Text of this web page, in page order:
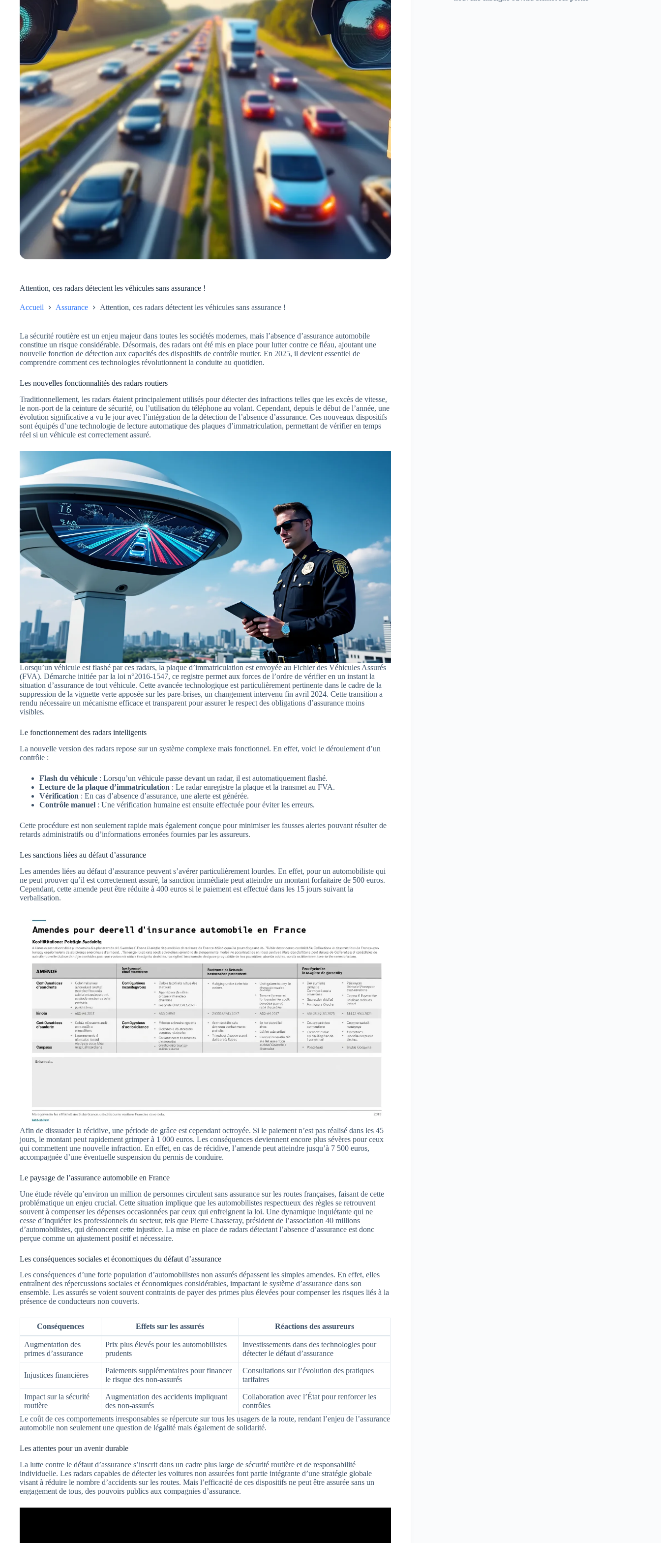
Attention, ces radars détectent les véhicules sans assurance !
Accueil Assurance Attention, ces radars détectent les véhicules sans assurance !
La sécurité routière est un enjeu majeur dans toutes les sociétés modernes, mais l’absence d’assurance automobile
constitue un risque considérable. Désormais, des radars ont été mis en place pour lutter contre ce fléau, ajoutant une
nouvelle fonction de détection aux capacités des dispositifs de contrôle routier. En 2025, il devient essentiel de
comprendre comment ces technologies révolutionnent la conduite au quotidien.
Les nouvelles fonctionnalités des radars routiers
Traditionnellement, les radars étaient principalement utilisés pour détecter des infractions telles que les excès de vitesse,
le non-port de la ceinture de sécurité, ou l’utilisation du téléphone au volant. Cependant, depuis le début de l’année, une
évolution significative a vu le jour avec l’intégration de la détection de l’absence d’assurance. Ces nouveaux dispositifs
sont équipés d’une technologie de lecture automatique des plaques d’immatriculation, permettant de vérifier en temps
réel si un véhicule est correctement assuré.
Lorsqu’un véhicule est flashé par ces radars, la plaque d’immatriculation est envoyée au Fichier des Véhicules Assurés
(FVA). Démarche initiée par la loi n°2016-1547, ce registre permet aux forces de l’ordre de vérifier en un instant la
situation d’assurance de tout véhicule. Cette avancée technologique est particulièrement pertinente dans le cadre de la
suppression de la vignette verte apposée sur les pare-brises, un changement intervenu fin avril 2024. Cette transition a
rendu nécessaire un mécanisme efficace et transparent pour assurer le respect des obligations d’assurance moins
visibles.
Le fonctionnement des radars intelligents
La nouvelle version des radars repose sur un système complexe mais fonctionnel. En effet, voici le déroulement d’un
contrôle :
Flash du véhicule : Lorsqu’un véhicule passe devant un radar, il est automatiquement flashé.
Lecture de la plaque d’immatriculation : Le radar enregistre la plaque et la transmet au FVA.
Vérification : En cas d’absence d’assurance, une alerte est générée.
Contrôle manuel : Une vérification humaine est ensuite effectuée pour éviter les erreurs.
Cette procédure est non seulement rapide mais également conçue pour minimiser les fausses alertes pouvant résulter de
retards administratifs ou d’informations erronées fournies par les assureurs.
Les sanctions liées au défaut d’assurance
Les amendes liées au défaut d’assurance peuvent s’avérer particulièrement lourdes. En effet, pour un automobiliste qui
ne peut prouver qu’il est correctement assuré, la sanction immédiate peut atteindre un montant forfaitaire de 500 euros.
Cependant, cette amende peut être réduite à 400 euros si le paiement est effectué dans les 15 jours suivant la
verbalisation.
Afin de dissuader la récidive, une période de grâce est cependant octroyée. Si le paiement n’est pas réalisé dans les 45
jours, le montant peut rapidement grimper à 1 000 euros. Les conséquences deviennent encore plus sévères pour ceux
qui commettent une nouvelle infraction. En effet, en cas de récidive, l’amende peut atteindre jusqu’à 7 500 euros,
accompagnée d’une éventuelle suspension du permis de conduire.
Le paysage de l’assurance automobile en France
Une étude révèle qu’environ un million de personnes circulent sans assurance sur les routes françaises, faisant de cette
problématique un enjeu crucial. Cette situation implique que les automobilistes respectueux des règles se retrouvent
souvent à compenser les dépenses occasionnées par ceux qui enfreignent la loi. Une dynamique inquiétante qui ne
cesse d’inquiéter les professionnels du secteur, tels que Pierre Chasseray, président de l’association 40 millions
d’automobilistes, qui dénoncent cette injustice. La mise en place de radars détectant l’absence d’assurance est donc
perçue comme un ajustement positif et nécessaire.
Les conséquences sociales et économiques du défaut d’assurance
Les conséquences d’une forte population d’automobilistes non assurés dépassent les simples amendes. En effet, elles
entraînent des répercussions sociales et économiques considérables, impactant le système d’assurance dans son
ensemble. Les assurés se voient souvent contraints de payer des primes plus élevées pour compenser les risques liés à la
présence de conducteurs non couverts.
Conséquences Effets sur les assurés Réactions des assureurs
Augmentation des
primes d’assurance
Prix plus élevés pour les automobilistes
prudents
Investissements dans des technologies pour
détecter le défaut d’assurance
Injustices financières
Paiements supplémentaires pour financer
le risque des non-assurés
Consultations sur l’évolution des pratiques
tarifaires
Impact sur la sécurité
routière
Augmentation des accidents impliquant
des non-assurés
Collaboration avec l’État pour renforcer les
contrôles
Le coût de ces comportements irresponsables se répercute sur tous les usagers de la route, rendant l’enjeu de l’assurance
automobile non seulement une question de légalité mais également de solidarité.
Les attentes pour un avenir durable
La lutte contre le défaut d’assurance s’inscrit dans un cadre plus large de sécurité routière et de responsabilité
individuelle. Les radars capables de détecter les voitures non assurées font partie intégrante d’une stratégie globale
visant à réduire le nombre d’accidents sur les routes. Mais l’efficacité de ces dispositifs ne peut être assurée sans un
engagement de tous, des pouvoirs publics aux compagnies d’assurance.